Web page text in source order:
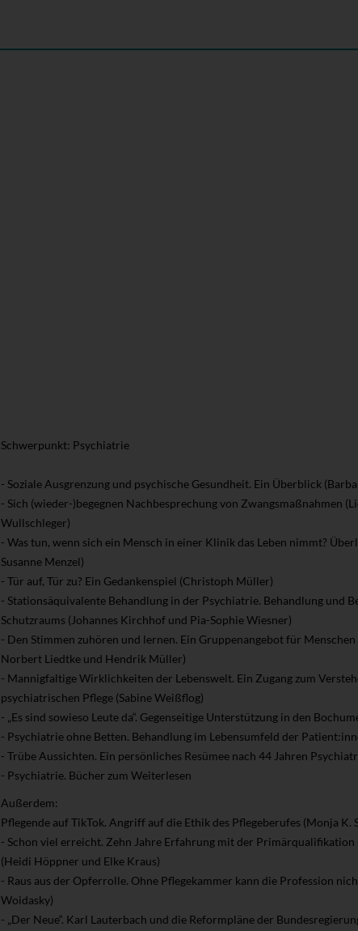
Schwerpunkt: Psychiatrie
- Soziale Ausgrenzung und psychische Gesundheit. Ein Überblick
- Sich (wieder-)begegnen Nachbesprechung von Zwangsmaßnahmen
Wullschleger)
- Was tun, wenn sich ein Mensch in einer Klinik das Leben nimmt?
Susanne Menzel)
- Tür auf, Tür zu? Ein Gedankenspiel (Christoph Müller)
- Stationsäquivalente Behandlung in der Psychiatrie. Behandlung und
Schutzraums (Johannes Kirchhof und Pia-Sophie Wiesner)
- Den Stimmen zuhören und lernen. Ein Gruppenangebot für
Norbert Liedtke und Hendrik Müller)
- Mannigfaltige Wirklichkeiten der Lebenswelt. Ein Zugang zum
psychiatrischen Pflege (Sabine Weißflog)
- „Es sind sowieso Leute da“. Gegenseitige Unterstützung in den
- Psychiatrie ohne Betten. Behandlung im Lebensumfeld der
- Trübe Aussichten. Ein persönliches Resümee nach 44 Jahren
- Psychiatrie. Bücher zum Weiterlesen
Außerdem:
Pflegende auf TikTok. Angriff auf die Ethik des Pflegeberufes (Monja K.
- Schon viel erreicht. Zehn Jahre Erfahrung mit der
(Heidi Höppner und Elke Kraus)
- Raus aus der Opferrolle. Ohne Pflegekammer kann die Profession
Woidasky)
- „Der Neue“. Karl Lauterbach und die Reformpläne der